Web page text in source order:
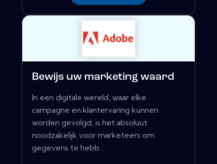
Bewijs uw marketing waard
In een digitale wereld, waar elke
campagne en klantervaring kunnen
worden gevolgd, is het absoluut
noodzakelijk voor marketeers om
gegevens te hebb...